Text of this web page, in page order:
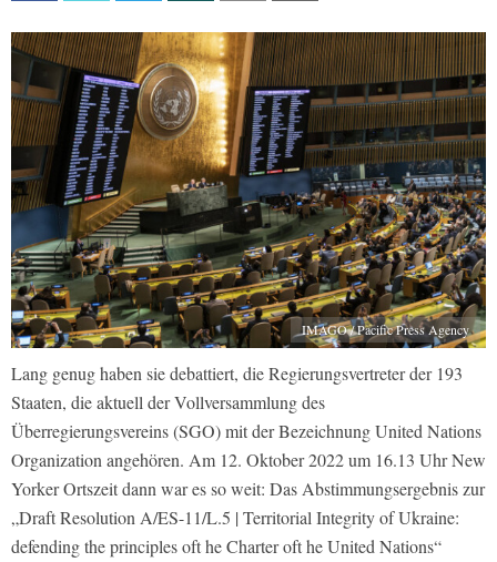
IMAGO / Pacific Press Agency
Lang genug haben sie debattiert, die Regierungsvertreter der 193
Staaten, die aktuell der Vollversammlung des
Überregierungsvereins (SGO) mit der Bezeichnung United Nations
Organization angehören. Am 12. Oktober 2022 um 16.13 Uhr New
Yorker Ortszeit dann war es so weit: Das Abstimmungsergebnis zur
„Draft Resolution A/ES-11/L.5 | Territorial Integrity of Ukraine:
defending the principles oft he Charter oft he United Nations“